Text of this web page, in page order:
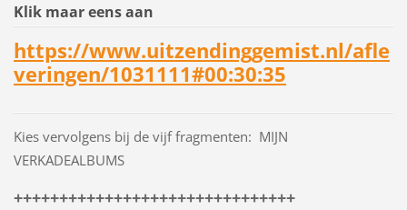
Klik maar eens aan
https://www.uitzendinggemist.nl/afle
veringen/1031111#00:30:35
Kies vervolgens bij de vijf fragmenten: MIJN
VERKADEALBUMS
+++++++++++++++++++++++++++++++